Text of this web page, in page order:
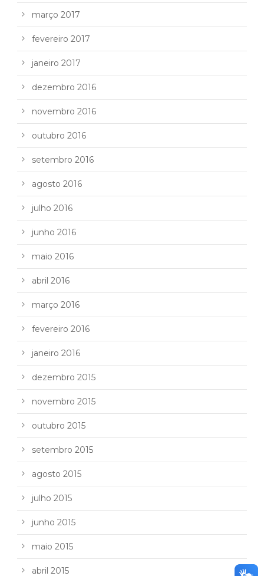
março 2017
fevereiro 2017
janeiro 2017
dezembro 2016
novembro 2016
outubro 2016
setembro 2016
agosto 2016
julho 2016
junho 2016
maio 2016
abril 2016
março 2016
fevereiro 2016
janeiro 2016
dezembro 2015
novembro 2015
outubro 2015
setembro 2015
agosto 2015
julho 2015
junho 2015
maio 2015
abril 2015